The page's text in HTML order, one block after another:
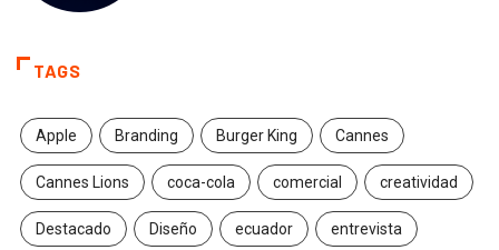
TAGS
Apple Branding Burger King Cannes
Cannes Lions coca-cola comercial creatividad
Destacado Diseño ecuador entrevista